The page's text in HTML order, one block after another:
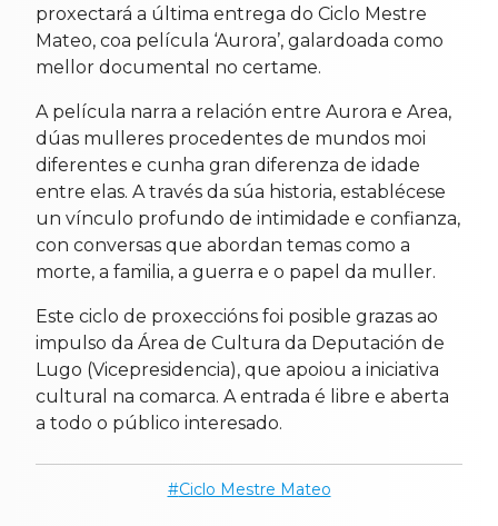
proxectará a última entrega do Ciclo Mestre
Mateo, coa película ‘Aurora’, galardoada como
mellor documental no certame.
A película narra a relación entre Aurora e Area,
dúas mulleres procedentes de mundos moi
diferentes e cunha gran diferenza de idade
entre elas. A través da súa historia, establécese
un vínculo profundo de intimidade e confianza,
con conversas que abordan temas como a
morte, a familia, a guerra e o papel da muller.
Este ciclo de proxeccións foi posible grazas ao
impulso da Área de Cultura da Deputación de
Lugo (Vicepresidencia), que apoiou a iniciativa
cultural na comarca. A entrada é libre e aberta
a todo o público interesado.
Ciclo Mestre Mateo